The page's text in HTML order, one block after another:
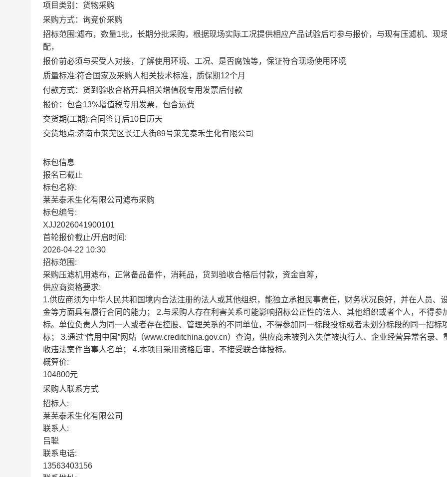
项目类别 ：货物采购
采购方式：询竞价采购
招标范围 :滤布，数量1批，长期分批采购，根据现场实际工况提供相应产品试验后可参与报价，与现有压滤机、现
配，
报价前必须与买受人对接，了解使用环境、工况、是否腐蚀等，保证符合现场使用环境
质量标准:符合国家及采购人相关技术标准，质保期12个月
付款方式：货到验收合格开具相关增值税专用发票后付款
报价：包含13%增值税专用发票，包含运费
交货期(工期):合同签订后10 日历天
交货地点:济南市莱芜区长江大街89号莱芜泰禾生化有限公司
标包信息
报名已截止
标包名称:
莱芜泰禾生化有限公司滤布采购
标包编号:
XJJ2026041900101
首轮报价截止/开启时间:
2026-04-22 10:30
招标范围:
采购压滤机用滤布，正常备品备件，消耗品，货到验收合格后付款，资金自筹，
供应商资格要求:
1.供应商须为中华人民共和国境内合法注册的法人或其他组织，能独立承担民事责任，财务状况良好，并在人员、
金等方面具有履行合同的能力； 2.与采购人存在利害关系可能影响招标公正性的法人、其他组织或者个人，不得参
标。单位负责人为同一人或者存在控股、管理关系的不同单位，不得参加同一标段投标或者未划分标段的同一招标
标； 3.通过“信用中国”网站（www.creditchina.gov.cn）查询，供应商未被列入失信被执行人、企业经营异常名录、
收违法案件当事人名单； 4.本项目采用资格后审，不接受联合体投标。
概算价:
104800元
采购人联系方式
招标人:
莱芜泰禾生化有限公司
联系人:
吕聪
联系电话:
13563403156